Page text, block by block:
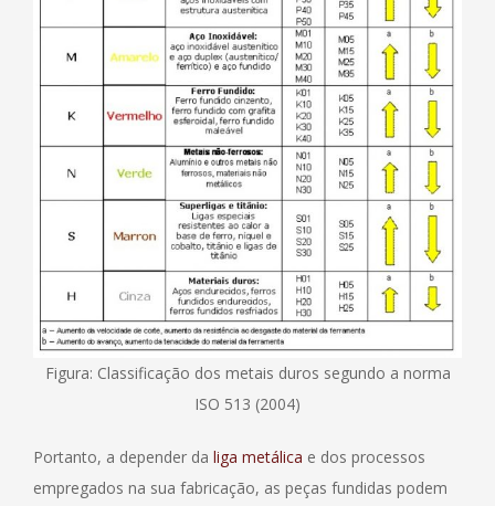
Figura: Classificação dos metais duros segundo a norma
ISO 513 (2004)
Portanto, a depender da liga metálica e dos processos
empregados na sua fabricação, as peças fundidas podem